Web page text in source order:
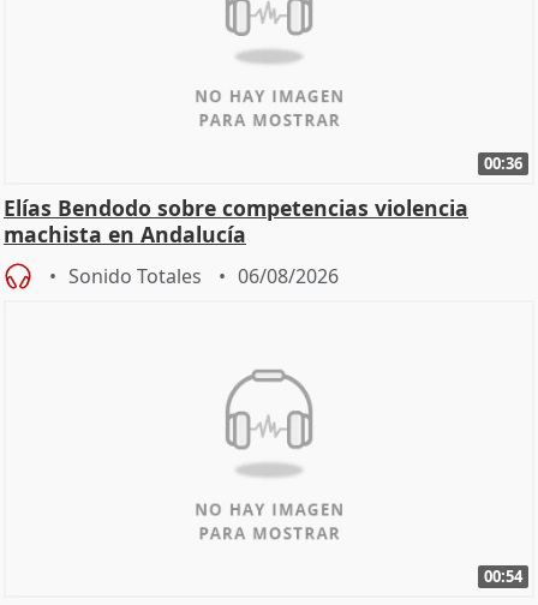
00:36
Elías Bendodo sobre competencias violencia
machista en Andalucía
Sonido Totales 06/08/2026
00:54